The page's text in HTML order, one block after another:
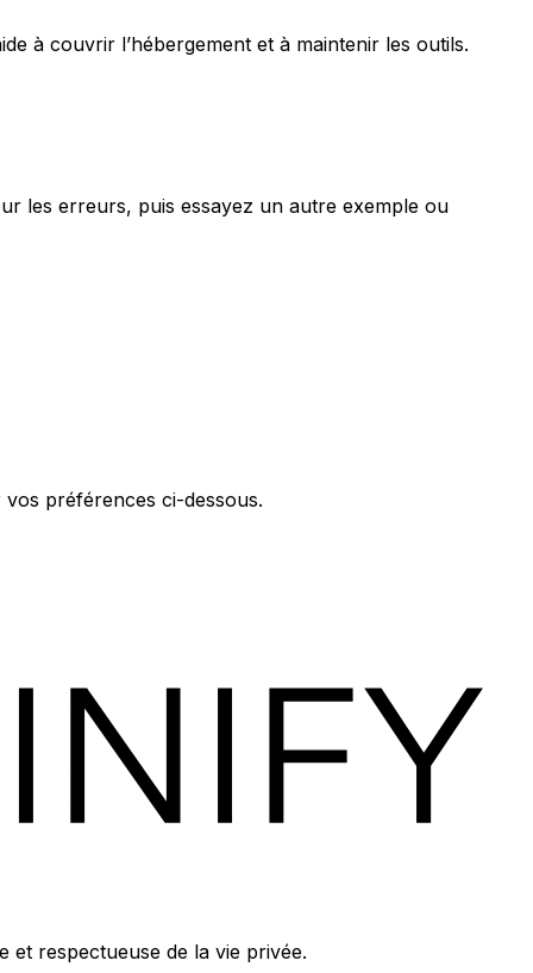
à couvrir l’hébergement et à maintenir les outils.
les erreurs, puis essayez un autre exemple ou
préférences ci-dessous.
respectueuse de la vie privée.